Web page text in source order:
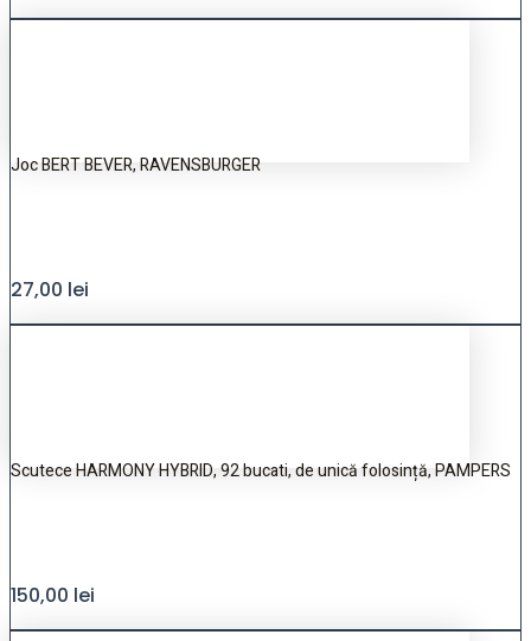
Joc BERT BEVER, RAVENSBURGER
27,00 lei
Scutece HARMONY HYBRID, 92 bucati, de unică folosință, PAMPERS
150,00 lei